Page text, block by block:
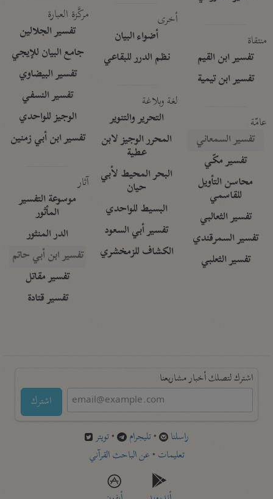
منتقاة
تفسير ابن القيم
تفسير ابن تيمية
عامّة
تفسير السمعاني
تفسير مكّي
محاسن التأويل
للقاسمي
تفسير الثعالبي
تفسير السمرقندي
تفسير الثعلبي
أخرى
أضواء البيان
نظم الدرر للبقاعي
لغة وبلاغة
التحرير والتنوير
المحرر الوجيز لابن
عطية
البحر المحيط لأبي
حيان
البسيط للواحدي
تفسير أبي السعود
الكشاف للزمخشري
مركَّزة العبارة
تفسير الجلالين
جامع البيان للإيجي
تفسير البيضاوي
تفسير النسفي
الوجيز للواحدي
تفسير ابن أبي زمنين
آثار
موسوعة التفسير
المأثور
الدر المنثور
تفسير ابن أبي حاتم
تفسير مقاتل
تفسير قتادة
اشترك لتصلك أخبار مشاريعنا
اشترك
راسلنا •تليجرام •تويتر
تعليمات •عن الباحث القرآني